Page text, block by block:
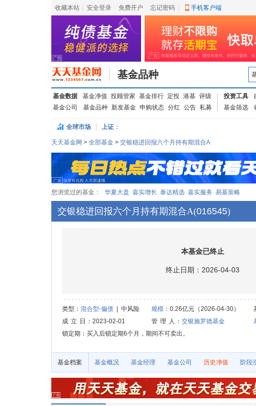
收藏本站 安全登录 免费开户 忘记密码 手机客户端
基金品种
基金数据 基金净值 投顾管家 基金排行 定投 港基 评级
基金公司
基金品种 新发基金 申购状态 分红 公告 私募
投资工具
基金筛选
全球市场 上证：
天天基金网 > 全部基金 > 交银稳进回报六个月持有期混合A
您浏览过的基金： 华夏大盘 嘉实增长 泰达精选 嘉实服务 易基策略
交银稳进回报六个月持有期混合A(016545)
本基金已终止
终止日期：2026-04-03
类型： 混合型-偏债| 中风险 规模：0.26亿元（2026-04-30）
成 立 日
：2023-02-01 管 理 人 ： 交银施罗德基金
锁定期：买入后锁定期6个月，期间不可卖出。
基金档案 基金概况 基金经理 基金公司 历史净值 阶段